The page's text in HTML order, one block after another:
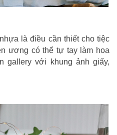
là điều cần thiết cho tiệc
ương có thể tự tay làm hoa
gallery với khung ảnh giấy,